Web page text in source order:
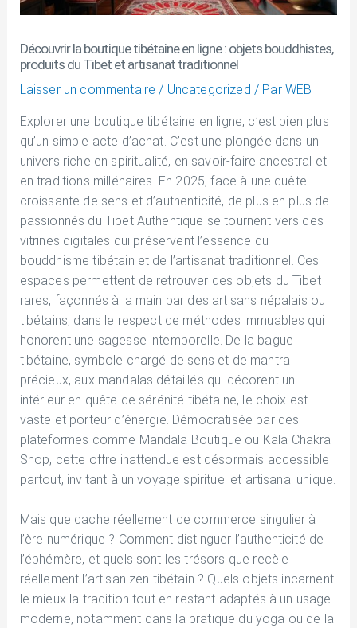
Découvrir la boutique tibétaine en ligne : objets bouddhistes,
produits du Tibet et artisanat traditionnel
Laisser un commentaire / Uncategorized / Par WEB
Explorer une boutique tibétaine en ligne, c’est bien plus
qu’un simple acte d’achat. C’est une plongée dans un
univers riche en spiritualité, en savoir-faire ancestral et
en traditions millénaires. En 2025, face à une quête
croissante de sens et d’authenticité, de plus en plus de
passionnés du Tibet Authentique se tournent vers ces
vitrines digitales qui préservent l’essence du
bouddhisme tibétain et de l’artisanat traditionnel. Ces
espaces permettent de retrouver des objets du Tibet
rares, façonnés à la main par des artisans népalais ou
tibétains, dans le respect de méthodes immuables qui
honorent une sagesse intemporelle. De la bague
tibétaine, symbole chargé de sens et de mantra
précieux, aux mandalas détaillés qui décorent un
intérieur en quête de sérénité tibétaine, le choix est
vaste et porteur d’énergie. Démocratisée par des
plateformes comme Mandala Boutique ou Kala Chakra
Shop, cette offre inattendue est désormais accessible
partout, invitant à un voyage spirituel et artisanal unique.
Mais que cache réellement ce commerce singulier à
l’ère numérique ? Comment distinguer l’authenticité de
l’éphémère, et quels sont les trésors que recèle
réellement l’artisan zen tibétain ? Quels objets incarnent
le mieux la tradition tout en restant adaptés à un usage
moderne, notamment dans la pratique du yoga ou de la